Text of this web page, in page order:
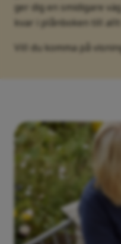
ger dig en smidigare
kvar i plånboken till allt
Vill du komma på